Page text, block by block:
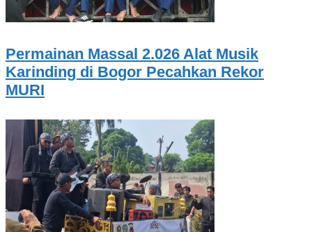
Permainan Massal 2.026 Alat Musik
Karinding di Bogor Pecahkan Rekor
MURI